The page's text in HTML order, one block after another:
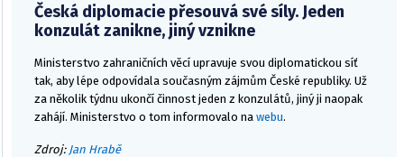
Česká diplomacie přesouvá své síly. Jeden
konzulát zanikne, jiný vznikne
Ministerstvo zahraničních věcí upravuje svou diplomatickou síť
tak, aby lépe odpovídala současným zájmům České republiky. Už
za několik týdnu ukončí činnost jeden z konzulátů, jiný ji naopak
zahájí. Ministerstvo o tom informovalo na webu.
Zdroj: Jan Hrabě